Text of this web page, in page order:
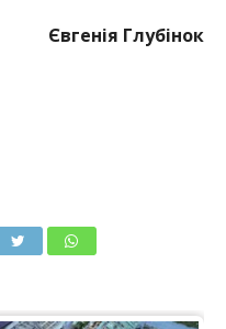
Євгенія Глубінок